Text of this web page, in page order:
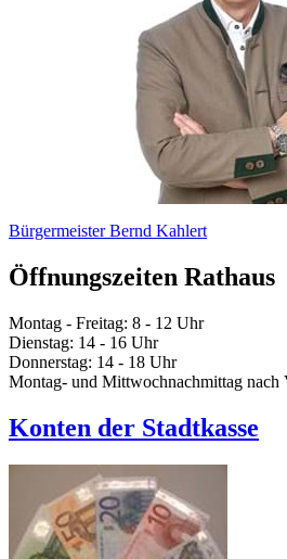
Bürgermeister Bernd Kahlert
Öffnungszeiten Rathaus
Montag - Freitag: 8 - 12 Uhr
Dienstag: 14 - 16 Uhr
Donnerstag: 14 - 18 Uhr
Montag- und Mittwochnachmittag nach
Konten der Stadtkasse